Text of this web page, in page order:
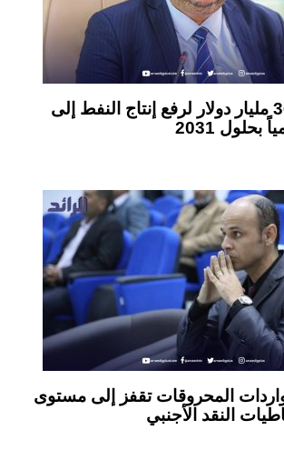
سليمان: نحتاج 36 مليار دولار لرفع إنتاج النفط إلى
2031
المحروقات تقفز إلى مستوى
النقد الأجنبي